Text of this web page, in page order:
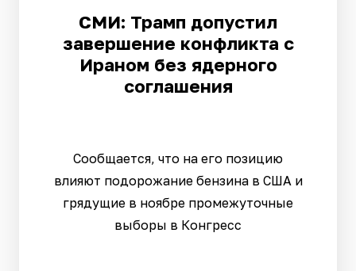
СМИ: Трамп допустил
завершение конфликта с
Ираном без ядерного
соглашения
Сообщается, что на его позицию
влияют подорожание бензина в США и
грядущие в ноябре промежуточные
выборы в Конгресс